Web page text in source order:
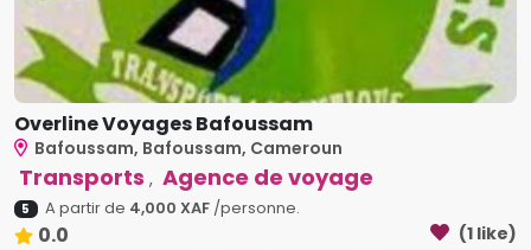
Overline Voyages Bafoussam
Bafoussam, Bafoussam, Cameroun
Transports , Agence de voyage
5 A partir de 4,000 XAF/personne.
0.0 (1 like)